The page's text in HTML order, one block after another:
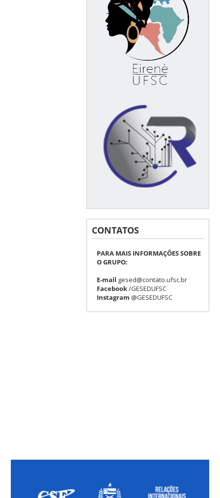
CONTATOS
PARA MAIS INFORMAÇÕES SOBRE
O GRUPO:
E-mail gesed@contato.ufsc.br
Facebook/GESEDUFSC
Instagram @GESEDUFSC